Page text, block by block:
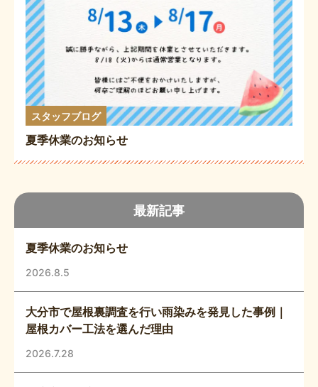
最新記事
夏季休業のお知らせ
2026.8.5
大分市で屋根裏調査を行い雨染みを発見した事例｜
屋根カバー工法を選んだ理由
2026.7.28
スタッフブログ
夏季休業のお知らせ